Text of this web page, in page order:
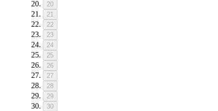
20
21
22
23
24
25
26
27
28
29
30